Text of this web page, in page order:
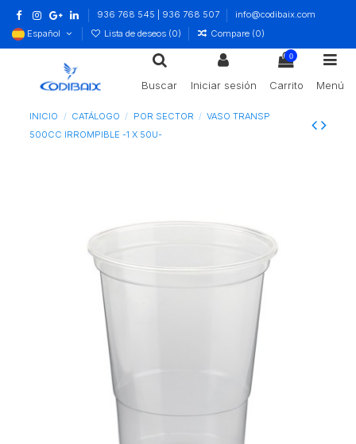
936 768 545 | 936 768 507
info@codibaix.com
Español
Lista de deseos (0) Compare (0)
Buscar Iniciar sesión
0
Carrito Menú
INICIO CATÁLOGO POR SECTOR
VASO TRANSP
500CC IRROMPIBLE -1 X 50U-